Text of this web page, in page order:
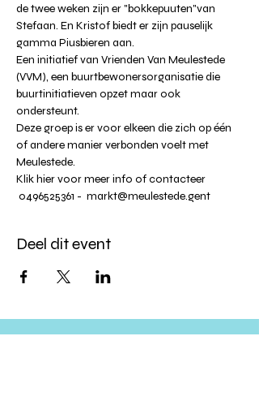
de twee weken zijn er "bokkepuuten"van
Stefaan. En Kristof biedt er zijn pauselijk
gamma Piusbieren aan.
Een initiatief van Vrienden Van Meulestede
(VVM), een buurtbewonersorganisatie die
buurtinitiatieven opzet maar ook
ondersteunt.
Deze groep is er voor elkeen die zich op één
of andere manier verbonden voelt met
Meulestede.
Klik hier voor meer info of contacteer
0496525361 - markt@meulestede.gent
Deel dit event